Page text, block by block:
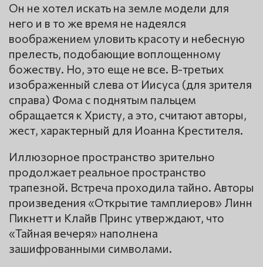
Он не хотел искать на земле модели для
него и в то же время не надеялся
воображением уловить красоту и небесную
прелесть, подобающие воплощенному
божеству. Но, это еще не все. В-третьих
изображенный слева от Иисуса (для зрителя
справа) Фома с поднятым пальцем
обращается к Христу, а это, считают авторы,
жест, характерный для Иоанна Крестителя.
Иллюзорное пространство зрительно
продолжает реальное пространство
трапезной. Встреча проходила тайно. Авторы
произведения «Открытие тамплиеров» Линн
Пикнетт и Клайв Принс утверждают, что
«Тайная вечеря» наполнена
зашифрованными символами.